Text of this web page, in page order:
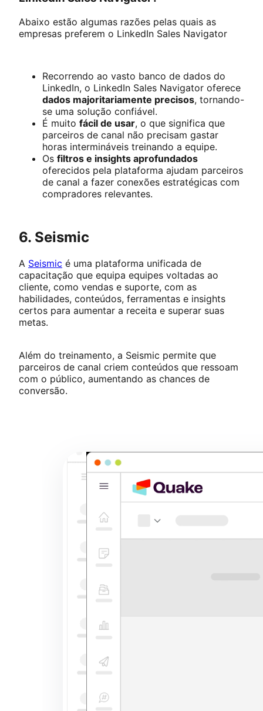
Abaixo estão algumas razões pelas quais as
empresas preferem o LinkedIn Sales Navigator
Recorrendo ao vasto banco de dados do
LinkedIn, o LinkedIn Sales Navigator oferece
dados majoritariamente precisos, tornando-
se uma solução confiável.
É muito fácil de usar, o que significa que
parceiros de canal não precisam gastar
horas intermináveis treinando a equipe.
Os filtros e insights aprofundados
oferecidos pela plataforma ajudam parceiros
de canal a fazer conexões estratégicas com
compradores relevantes.
6. Seismic
A Seismic é uma plataforma unificada de
capacitação que equipa equipes voltadas ao
cliente, como vendas e suporte, com as
habilidades, conteúdos, ferramentas e insights
certos para aumentar a receita e superar suas
metas.
Além do treinamento, a Seismic permite que
parceiros de canal criem conteúdos que ressoam
com o público, aumentando as chances de
conversão.